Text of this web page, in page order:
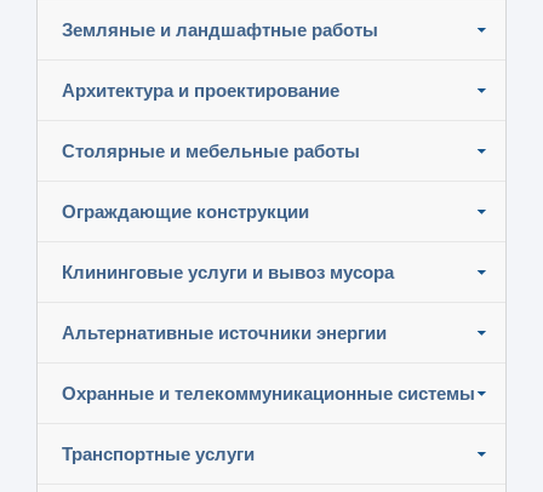
Земляные и ландшафтные работы
Архитектура и проектирование
Столярные и мебельные работы
Ограждающие конструкции
Клининговые услуги и вывоз мусора
Альтернативные источники энергии
Охранные и телекоммуникационные системы
Транспортные услуги